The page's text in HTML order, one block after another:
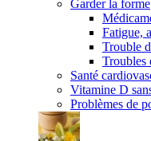
Garder la forme
Fatigue,
Trouble
Troubles
Santé
Vitamine D
Problèmes de